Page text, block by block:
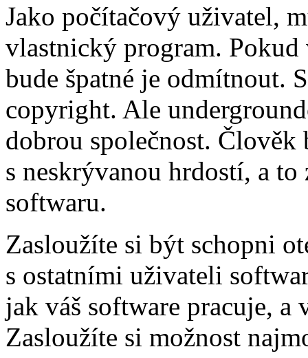
Jako počítačový uživatel,
vlastnický program.
bude špatné je odmítnout.
copyright. Ale
dobrou společnost.
s neskrývanou hrdostí, a
softwaru.
Zasloužíte si být schopni
s ostatními uživateli
jak váš software pracuje, a
Zasloužíte si možnost